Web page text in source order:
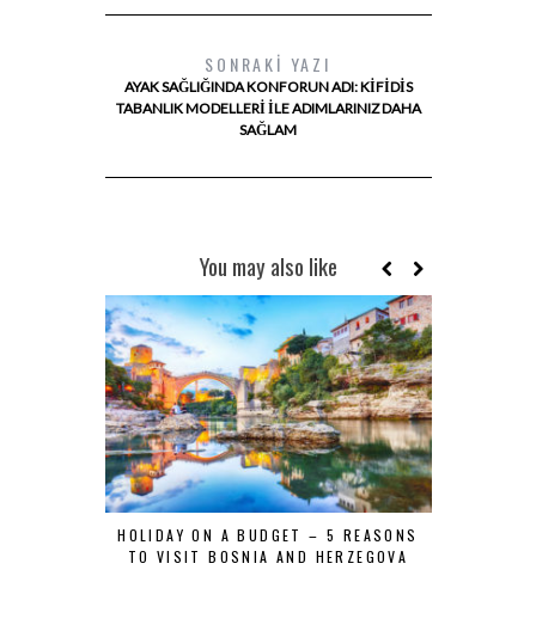
SONRAKI YAZI
AYAK SAĞLIĞINDA KONFORUN ADI: KIFIDIS
TABANLIK MODELLERI ILE ADIMLARINIZ DAHA
SAĞLAM
You may also like
HOLIDAY ON A BUDGET – 5 REASONS
TO VISIT BOSNIA AND HERZEGOVA